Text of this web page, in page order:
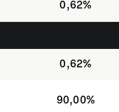
0,62%
0,62%
90,00%